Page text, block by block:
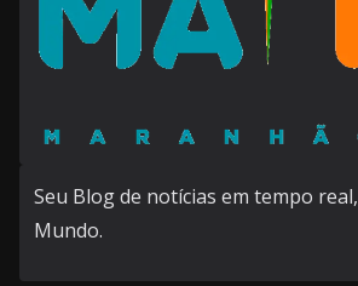
Seu Blog de notícias em tempo
Mundo.